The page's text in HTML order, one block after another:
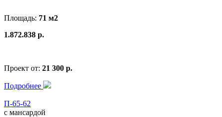
Площадь: 71 м2
1.872.838 р.
Проект от: 21 300 р.
Подробнее
П-65-62
с мансардой